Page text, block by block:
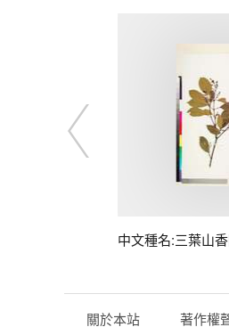
中文種名:三葉山
關於本站 著作權